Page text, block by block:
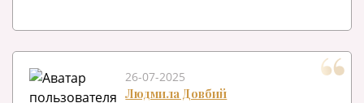
26-07-2025
Людмила Довбий